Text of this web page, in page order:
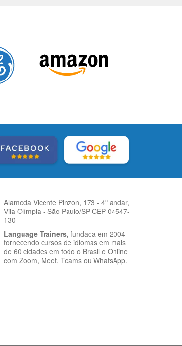
Alameda Vicente Pinzon, 173 - 4º andar,
Vila Olímpia - São Paulo/SP CEP 04547-
130
Language Trainers, fundada em 2004
fornecendo cursos de idiomas em mais
de 60 cidades em todo o Brasil e Online
com Zoom, Meet, Teams ou WhatsApp.